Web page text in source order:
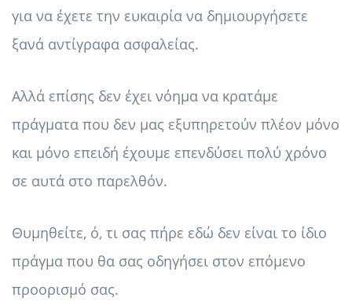
για να έχετε την ευκαιρία να δημιουργήσετε
ξανά αντίγραφα ασφαλείας.
Αλλά επίσης δεν έχει νόημα να κρατάμε
πράγματα που δεν μας εξυπηρετούν πλέον μόνο
και μόνο επειδή έχουμε επενδύσει πολύ χρόνο
σε αυτά στο παρελθόν.
Θυμηθείτε, ό, τι σας πήρε εδώ δεν είναι το ίδιο
πράγμα που θα σας οδηγήσει στον επόμενο
προορισμό σας.